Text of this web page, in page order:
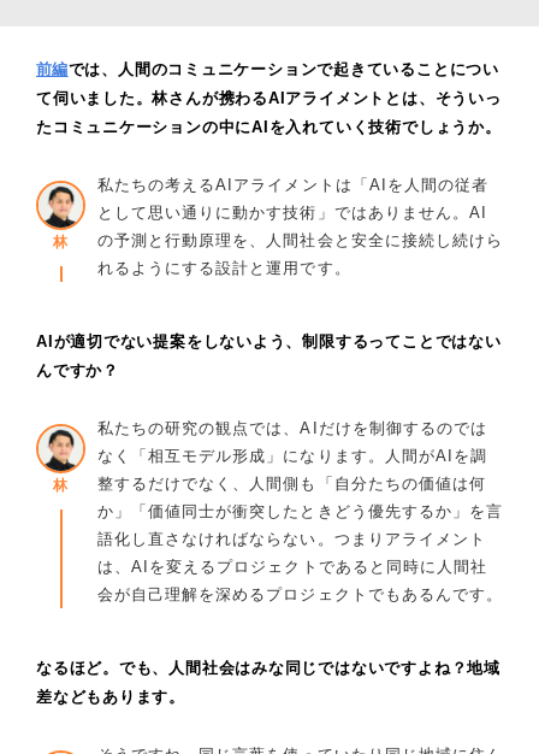
前編では、人間のコミュニケーションで起きていることについ
て伺いました。林さんが携わるAIアライメントとは、そういっ
たコミュニケーションの中にAIを入れていく技術でしょうか。
林
私たちの考えるAIアライメントは「AIを人間の従者
として思い通りに動かす技術」ではありません。AI
の予測と行動原理を、人間社会と安全に接続し続けら
れるようにする設計と運用です。
AIが適切でない提案をしないよう、制限するってことではない
んですか？
林
私たちの研究の観点では、AIだけを制御するのでは
なく「相互モデル形成」になります。人間がAIを調
整するだけでなく、人間側も「自分たちの価値は何
か」「価値同士が衝突したときどう優先するか」を言
語化し直さなければならない。つまりアライメント
は、AIを変えるプロジェクトであると同時に人間社
会が自己理解を深めるプロジェクトでもあるんです。
なるほど。でも、人間社会はみな同じではないですよね？地域
差などもあります。